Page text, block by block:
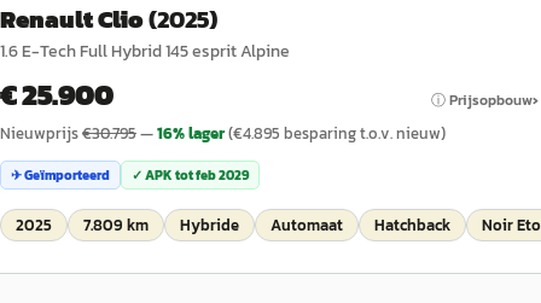
Renault Clio(2025)
1.6 E-Tech Full Hybrid 145 esprit Alpine
€ 25.900 ⓘ Prijsopbouw
Nieuwprijs€30.795—16% lager(€4.895 besparing t.o.v. nieuw)
✈ Geïmporteerd ✓ APK totfeb 2029
2025 7.809 km Hybride Automaat Hatchback Noir
1/73